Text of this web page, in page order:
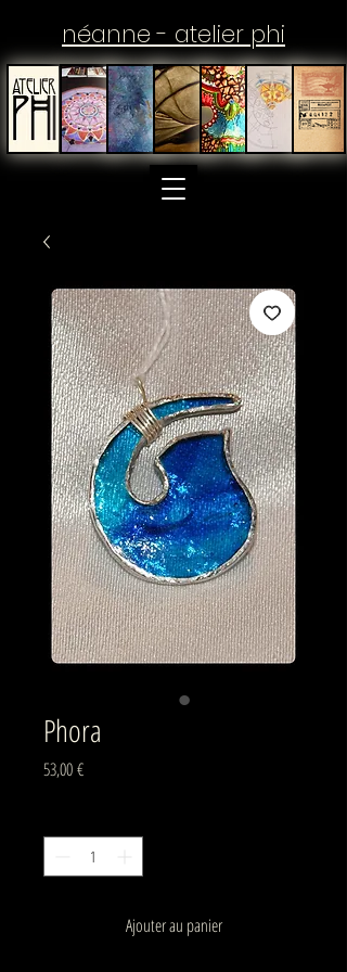
néanne - atelier phi
Phora
53,00 €Prix
Ajouter au panier